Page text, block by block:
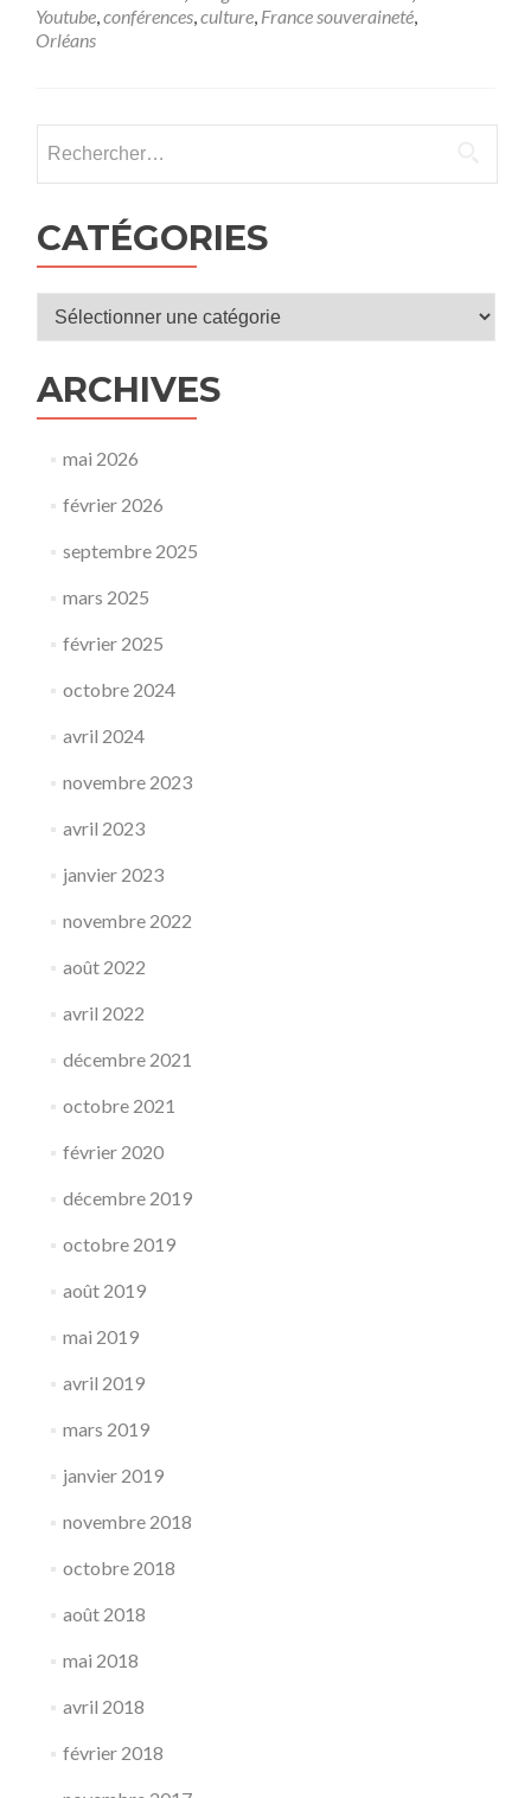
Youtube,conférences,culture, France souveraineté,
Orléans
CATÉGORIES
Catégories
ARCHIVES
mai 2026
février 2026
septembre 2025
mars 2025
février 2025
octobre 2024
avril 2024
novembre 2023
avril 2023
janvier 2023
novembre 2022
août 2022
avril 2022
décembre 2021
octobre 2021
février 2020
décembre 2019
octobre 2019
août 2019
mai 2019
avril 2019
mars 2019
janvier 2019
novembre 2018
octobre 2018
août 2018
mai 2018
avril 2018
février 2018